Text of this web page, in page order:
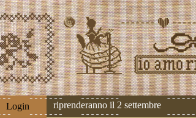
Login riprenderanno il 2 settembre